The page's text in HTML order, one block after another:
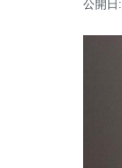
公開日: